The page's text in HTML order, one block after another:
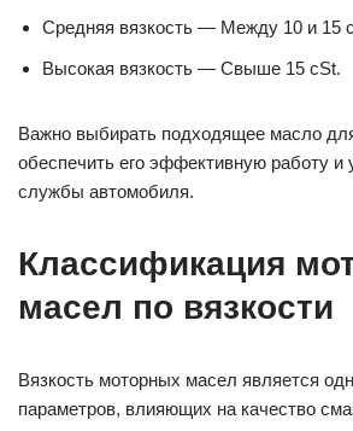
Средняя вязкость — Между 10 и 15
Высокая вязкость — Свыше 15 cSt.
Важно выбирать подходящее масло
обеспечить его эффективную работу и
службы автомобиля.
Классификация
масел по вязкости
Вязкость моторных масел является
параметров, влияющих на качество